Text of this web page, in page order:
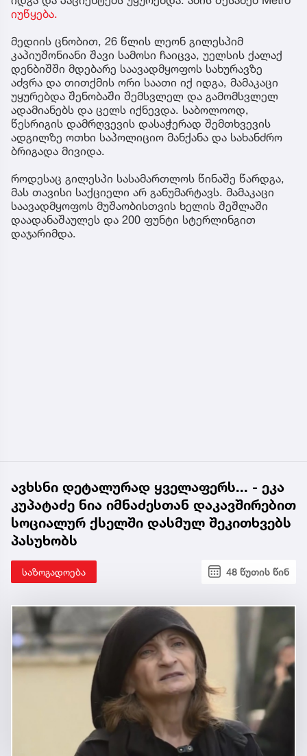
იუწყება.
მედიის ცნობით, 26 წლის ლეონ გილესპიმ
კაპიუშონიანი შავი სამოსი ჩაიცვა, უელსის ქალაქ
დენბიშში მდებარე საავადმყოფოს სახურავზე
აძვრა და თითქმის ორი საათი იქ იდგა, მამაკაცი
უყურებდა შენობაში შემსვლელ და გამომსვლელ
ადამიანებს და ცელს იქნევდა. საბოლოოდ,
წესრიგის დამრღვევის დასაჭერად შემთხვევის
ადგილზე ოთხი საპოლიციო მანქანა და სახანძრო
ბრიგადა მივიდა.
როდესაც გილესპი სასამართლოს წინაშე წარდგა,
მას თავისი საქციელი არ განუმარტავს. მამაკაცი
საავადმყოფოს მუშაობისთვის ხელის შეშლაში
დაადანაშაულეს და 200 ფუნტი სტერლინგით
დაჯარიმდა.
ავხსნი დეტალურად ყველაფერს... - ეკა
კუპატაძე ნია იმნაძესთან დაკავშირებით
სოციალურ ქსელში დასმულ შეკითხვებს
პასუხობს
საზოგადოება 48 წუთის წინ